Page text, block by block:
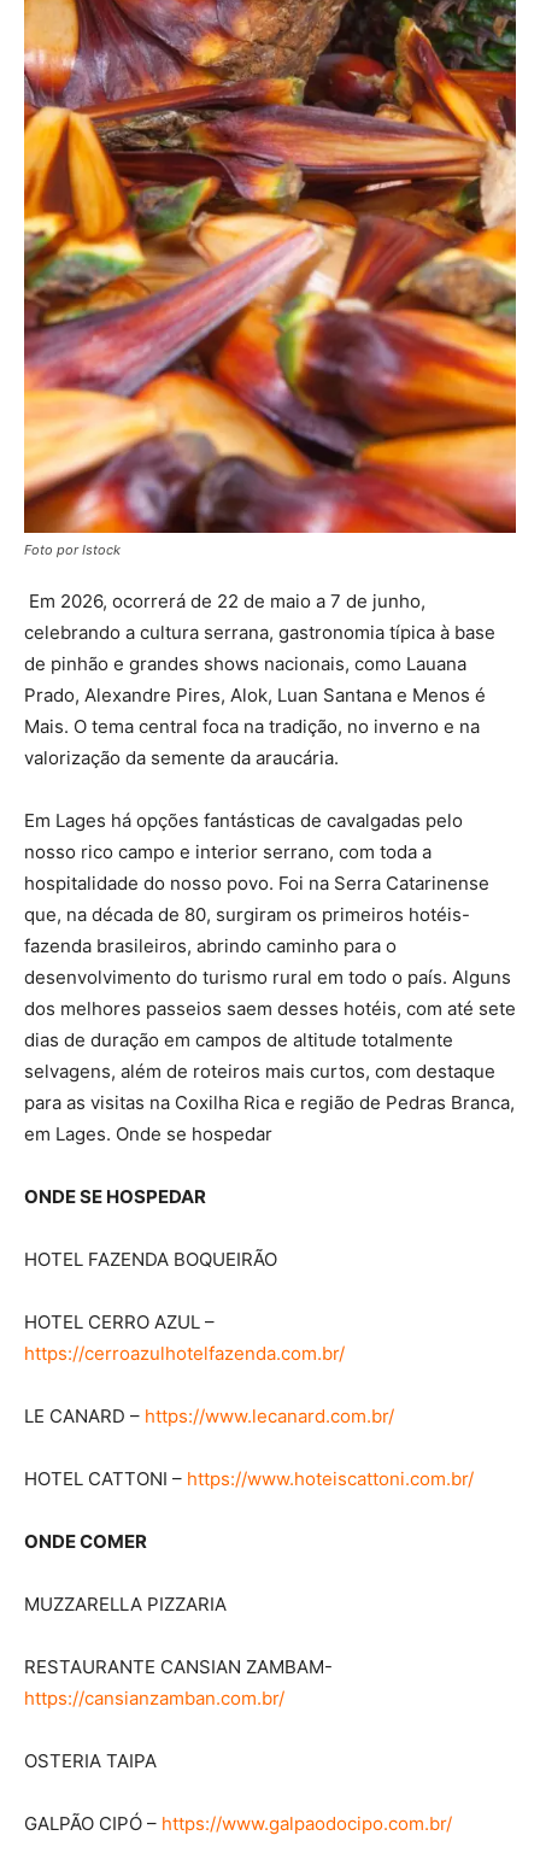
Foto por Istock
Em 2026, ocorrerá de 22 de maio a 7 de junho,
celebrando a cultura serrana, gastronomia típica à base
de pinhão e grandes shows nacionais, como Lauana
Prado, Alexandre Pires, Alok, Luan Santana e Menos é
Mais. O tema central foca na tradição, no inverno e na
valorização da semente da araucária.
Em Lages há opções fantásticas de cavalgadas pelo
nosso rico campo e interior serrano, com toda a
hospitalidade do nosso povo. Foi na Serra Catarinense
que, na década de 80, surgiram os primeiros hotéis-
fazenda brasileiros, abrindo caminho para o
desenvolvimento do turismo rural em todo o país. Alguns
dos melhores passeios saem desses hotéis, com até sete
dias de duração em campos de altitude totalmente
selvagens, além de roteiros mais curtos, com destaque
para as visitas na Coxilha Rica e região de Pedras Branca,
em Lages. Onde se hospedar
ONDE SE HOSPEDAR
HOTEL FAZENDA BOQUEIRÃO
HOTEL CERRO AZUL –
https://cerroazulhotelfazenda.com.br/
LE CANARD – https://www.lecanard.com.br/
HOTEL CATTONI – https://www.hoteiscattoni.com.br/
ONDE COMER
MUZZARELLA PIZZARIA
RESTAURANTE CANSIAN ZAMBAM-
https://cansianzamban.com.br/
OSTERIA TAIPA
GALPÃO CIPÓ – https://www.galpaodocipo.com.br/